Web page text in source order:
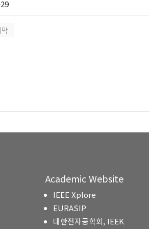
Academic Website
IEEE Xplore
EURASIP
대한전자공학회, IEEK